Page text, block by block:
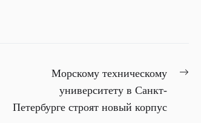
Морскому техническому
университету в Санкт-
Петербурге строят новый корпус